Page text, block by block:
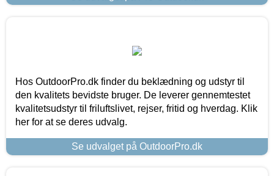
Hos OutdoorPro.dk finder du beklædning og udstyr til
den kvalitets bevidste bruger. De leverer gennemtestet
kvalitetsudstyr til friluftslivet, rejser, fritid og hverdag. Klik
her for at se deres udvalg.
Se udvalget på OutdoorPro.dk